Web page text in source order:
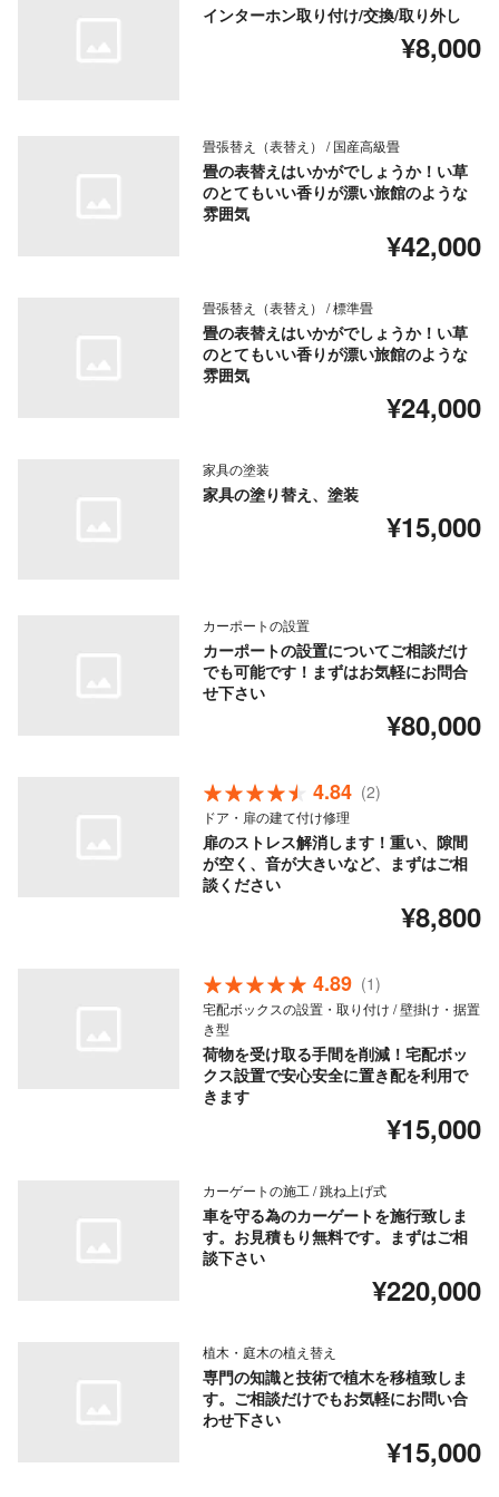
インターホン取り付け/交換/取り外し
¥8,000
畳張替え（表替え） / 国産高級畳
畳の表替えはいかがでしょうか！い草
のとてもいい香りが漂い旅館のような
雰囲気
¥42,000
畳張替え（表替え） / 標準畳
畳の表替えはいかがでしょうか！い草
のとてもいい香りが漂い旅館のような
雰囲気
¥24,000
家具の塗装
家具の塗り替え、塗装
¥15,000
カーポートの設置
カーポートの設置についてご相談だけ
でも可能です！まずはお気軽にお問合
せ下さい
¥80,000
4.84 (2)
ドア・扉の建て付け修理
扉のストレス解消します！重い、隙間
が空く、音が大きいなど、まずはご相
談ください
¥8,800
4.89 (1)
宅配ボックスの設置・取り付け / 壁掛け・据置
き型
荷物を受け取る手間を削減！宅配ボッ
クス設置で安心安全に置き配を利用で
きます
¥15,000
カーゲートの施工 / 跳ね上げ式
車を守る為のカーゲートを施行致しま
す。お見積もり無料です。まずはご相
談下さい
¥220,000
植木・庭木の植え替え
専門の知識と技術で植木を移植致しま
す。ご相談だけでもお気軽にお問い合
わせ下さい
¥15,000